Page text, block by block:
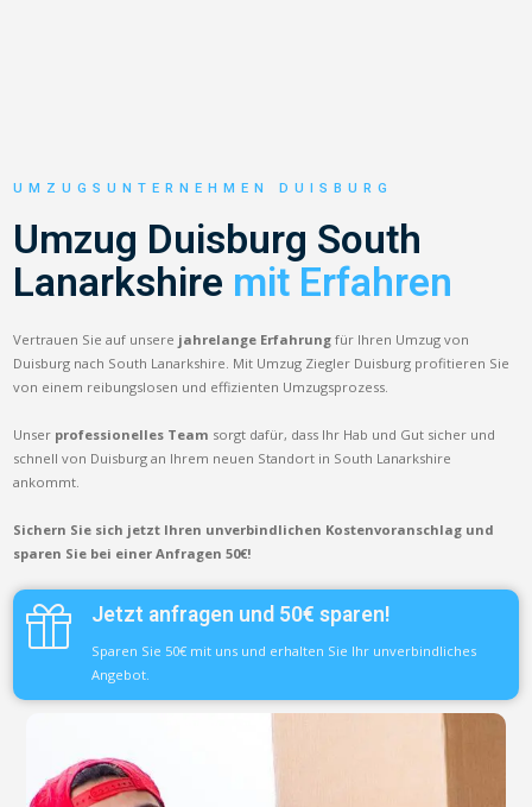
UMZUGSUNTERNEHMEN DUISBURG
Umzug Duisburg South
Lanarkshire mit Erfahren
Vertrauen Sie auf unsere jahrelange Erfahrung für Ihren Umzug von
Duisburg nach South Lanarkshire. Mit Umzug Ziegler Duisburg profitieren Sie
von einem reibungslosen und effizienten Umzugsprozess.
Unser professionelles Team sorgt dafür, dass Ihr Hab und Gut sicher und
schnell von Duisburg an Ihrem neuen Standort in South Lanarkshire
ankommt.
Sichern Sie sich jetzt Ihren unverbindlichen Kostenvoranschlag und
sparen Sie bei einer Anfragen 50€!
Jetzt anfragen und 50€ sparen!
Sparen Sie 50€ mit uns und erhalten Sie Ihr unverbindliches
Angebot.